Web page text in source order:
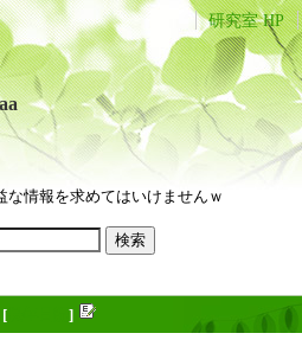
研究室 HP
情報を求めてはいけませんｗ
[ ]